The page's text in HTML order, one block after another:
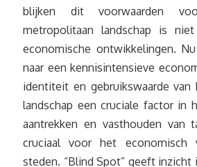
blijken dit voorwaarden
metropolitaan landschap is
economische ontwikkelingen.
naar een kennisintensieve
identiteit en gebruikswaarde
landschap een cruciale factor in
aantrekken en vasthouden van
cruciaal voor het economisch
steden. “Blind Spot” geeft